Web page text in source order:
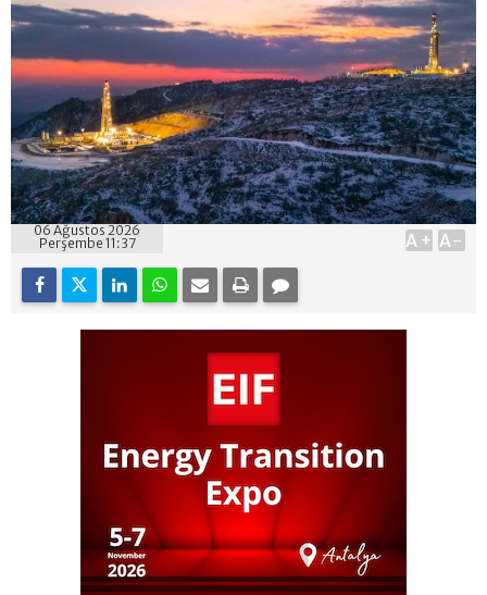
06 Ağustos 2026
Perşembe 11:37
A+ A-